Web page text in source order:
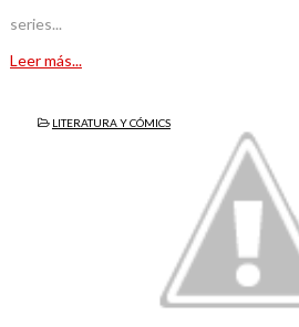
series...
Leer más...
LITERATURA Y CÓMICS